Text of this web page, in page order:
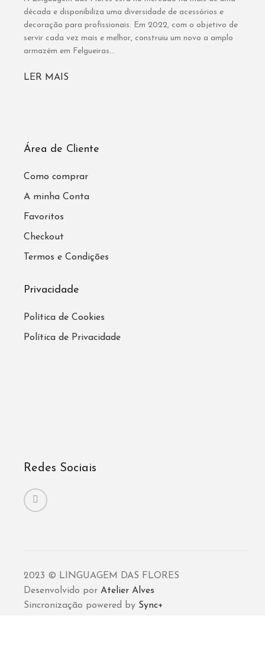
década e disponibiliza uma diversidade de acessórios e
decoração para profissionais. Em 2022, com o objetivo de
servir cada vez mais e melhor, construiu um novo a amplo
armazém em Felgueiras...
LER MAIS
Área de Cliente
Como comprar
A minha Conta
Favoritos
Checkout
Termos e Condições
Privacidade
Política de Cookies
Política de Privacidade
Redes Sociais
2023 © LINGUAGEM DAS FLORES
Desenvolvido por Atelier Alves
Sincronização powered by Sync+